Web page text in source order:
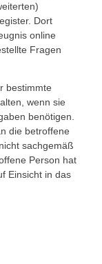
Dort
online
Fragen
bestimmte
wenn sie
benötigen.
die betroffene
sachgemäß
Person hat
Einsicht in das